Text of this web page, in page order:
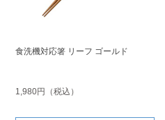
食洗機対応箸 リーフ ゴールド
1,980円（税込）